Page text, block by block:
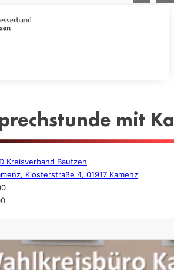
mit
Kreisverband Bautzen
Klosterstraße 4, 01917 Kamenz